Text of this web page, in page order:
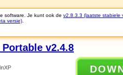
software. Je kunt ook de v2.8.3.3 (laatste stabiele
versie)
v2.4.8